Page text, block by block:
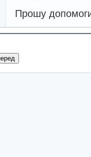
  // end
Прошу